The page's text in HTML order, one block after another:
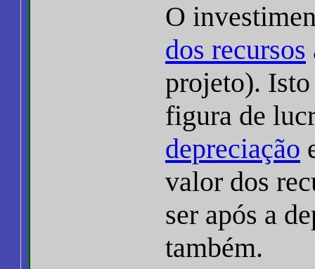
O
dos recursos
projeto).
figura de
depreciação
valor dos
ser após a
também.